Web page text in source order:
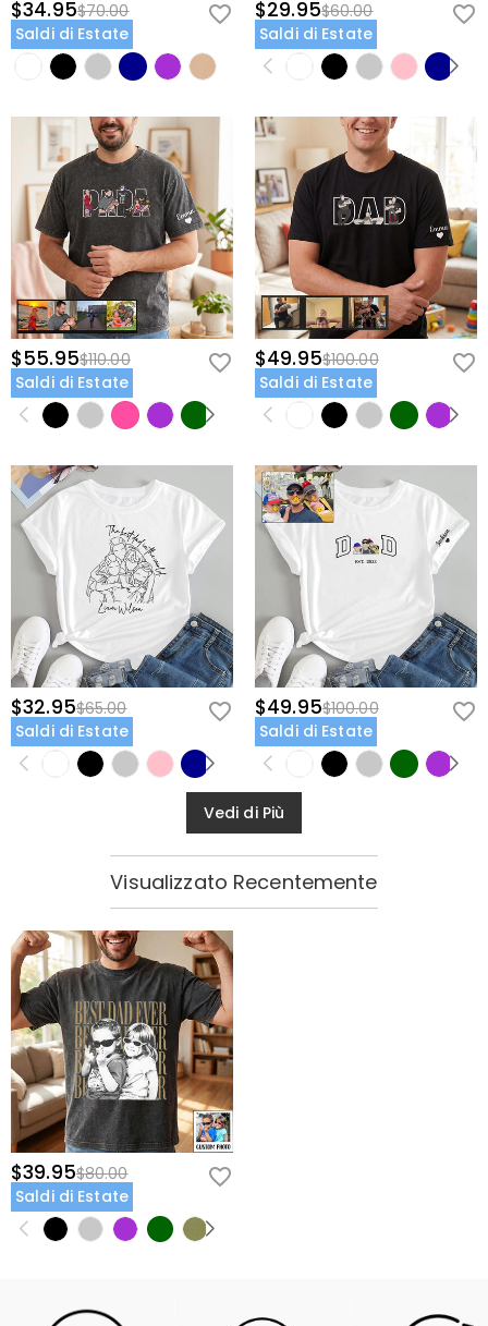
$34.95$70.00
Saldi di Estate
$29.95$60.00
Saldi di Estate
$55.95$110.00
Saldi di Estate
$49.95$100.00
Saldi di Estate
$32.95$65.00
Saldi di Estate
$49.95$100.00
Saldi di Estate
Vedi di Più
Visualizzato Recentemente
$39.95$80.00
Saldi di Estate